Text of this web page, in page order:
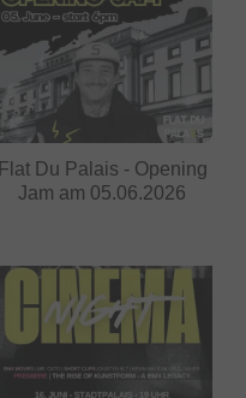
Flat Du Palais - Opening
Jam am 05.06.2026